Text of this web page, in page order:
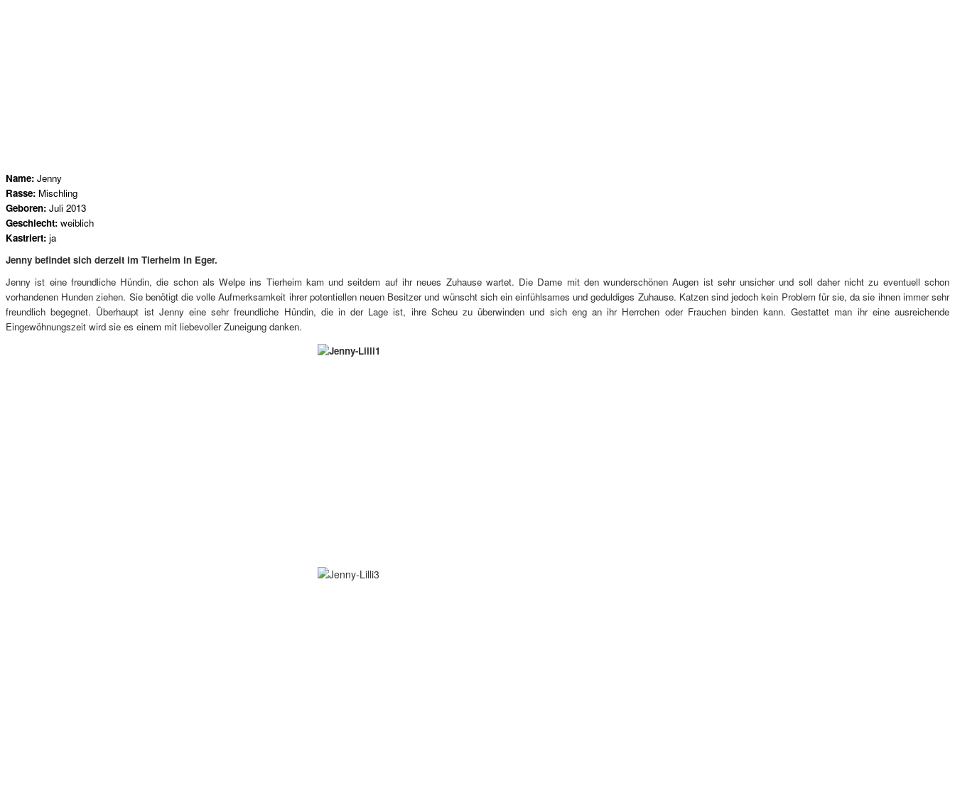
Name: Jenny
Rasse: Mischling
Geboren: Juli 2013
Geschlecht: weiblich
Kastriert: ja
Jenny befindet sich derzeit im Tierheim in Eger.
Jenny ist eine freundliche Hündin, die schon als Welpe ins Tierheim kam und seitdem auf ihr neues Zuhause wartet. Die Dame mit den wunderschönen Augen ist sehr unsicher und soll daher nicht zu eventuell schon
vorhandenen Hunden ziehen. Sie benötigt die volle Aufmerksamkeit ihrer potentiellen neuen Besitzer und wünscht sich ein einfühlsames und geduldiges Zuhause. Katzen sind jedoch kein Problem für sie, da sie ihnen immer sehr
freundlich begegnet. Überhaupt ist Jenny eine sehr freundliche Hündin, die in der Lage ist, ihre Scheu zu überwinden und sich eng an ihr Herrchen oder Frauchen binden kann. Gestattet man ihr eine ausreichende
Eingewöhnungszeit wird sie es einem mit liebevoller Zuneigung danken.